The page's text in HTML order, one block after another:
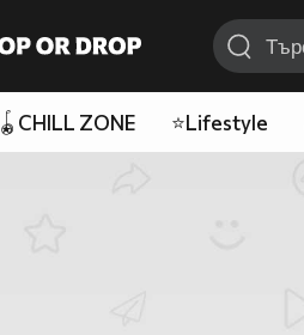
🪀CHILL ZONE ⭐Lifestyle